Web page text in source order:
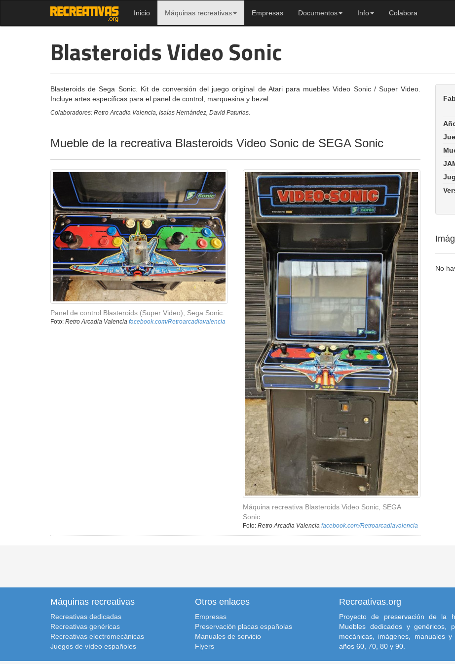
Inicio Máquinas recreativas Empresas Documentos Info Colabora
Blasteroids Video Sonic
Blasteroids de Sega Sonic. Kit de conversión del juego original de Atari para muebles Video Sonic / Super Video.
Incluye artes específicas para el panel de control, marquesina y bezel.
Colaboradores: Retro Arcadia Valencia, Isaías Hernández, David Paturlas.
Mueble de la recreativa Blasteroids Video Sonic de SEGA Sonic
Panel de control Blasteroids (Super Video), Sega Sonic.
Foto: Retro Arcadia Valencia facebook.com/Retroarcadiavalencia
Máquina recreativa Blasteroids Video Sonic, SEGA
Sonic.
Foto: Retro Arcadia Valencia facebook.com/Retroarcadiavalencia
No
Máquinas recreativas
Recreativas dedicadas
Recreativas genéricas
Recreativas electromecánicas
Juegos de vídeo españoles
Otros enlaces
Empresas
Preservación placas españolas
Manuales de servicio
Flyers
Recreativas.org
Proyecto de preservación de la
Muebles dedicados y genéricos,
mecánicas, imágenes, manuales
años 60, 70, 80 y 90.